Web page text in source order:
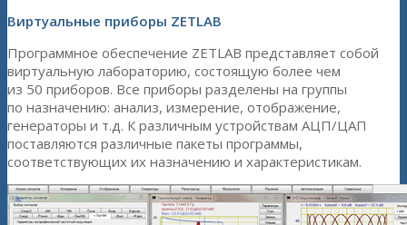
Виртуальные приборы ZETLAB
Программное обеспечение ZETLAB представляет собой
виртуальную лабораторию, состоящую более чем
из 50 приборов. Все приборы разделены на группы
по назначению: анализ, измерение, отображение,
генераторы и т.д. К различным устройствам АЦП/ЦАП
поставляются различные пакеты программы,
соответствующих их назначению и характеристикам.